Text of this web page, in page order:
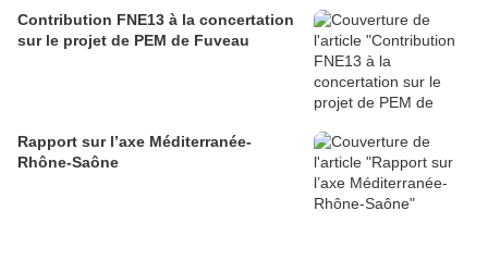
Contribution FNE13 à la concertation
sur le projet de PEM de Fuveau
Rapport sur l’axe Méditerranée-
Rhône-Saône